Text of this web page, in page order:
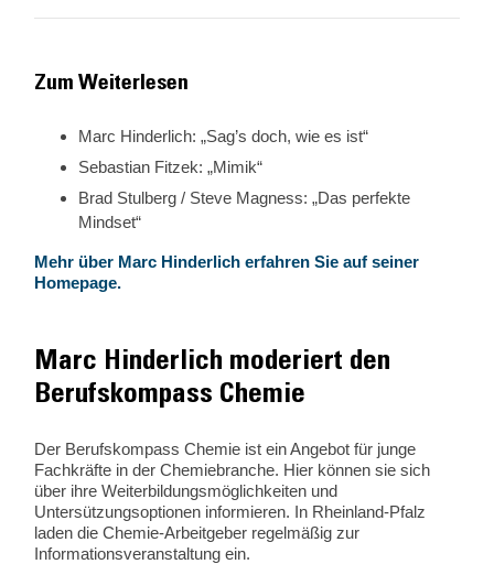
Zum Weiterlesen
Marc Hinderlich: „Sag’s doch, wie es ist“
Sebastian Fitzek: „Mimik“
Brad Stulberg / Steve Magness: „Das perfekte
Mindset“
Mehr über Marc Hinderlich erfahren Sie auf seiner
Homepage.
Marc Hinderlich moderiert den
Berufskompass Chemie
Der Berufskompass Chemie ist ein Angebot für junge
Fachkräfte in der Chemiebranche. Hier können sie sich
über ihre Weiterbildungsmöglichkeiten und
Untersützungsoptionen informieren. In Rheinland-Pfalz
laden die Chemie-Arbeitgeber regelmäßig zur
Informationsveranstaltung ein.